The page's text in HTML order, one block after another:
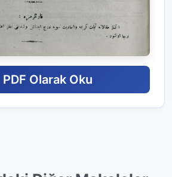
PDF Olarak Oku